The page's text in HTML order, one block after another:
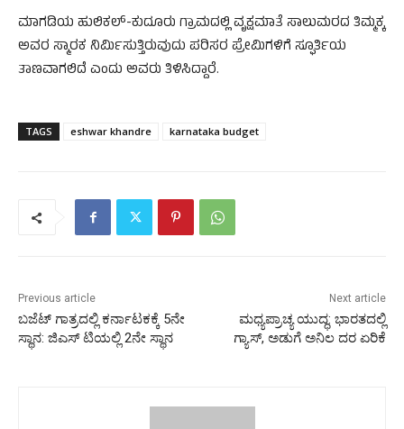
ಮಾಗಡಿಯ ಹುಲಿಕಲ್‌-ಕುದೂರು ಗ್ರಾಮದಲ್ಲಿ ವೃಕ್ಷಮಾತೆ ಸಾಲುಮರದ ತಿಮ್ಮಕ್ಕ
ಅವರ ಸ್ಮಾರಕ ನಿರ್ಮಿಸುತ್ತಿರುವುದು ಪರಿಸರ ಪ್ರೇಮಿಗಳಿಗೆ ಸ್ಫೂರ್ತಿಯ
ತಾಣವಾಗಲಿದೆ ಎಂದು ಅವರು ತಿಳಿಸಿದ್ದಾರೆ.
TAGS eshwar khandre karnataka budget
Previous article
ಬಜೆಟ್ ಗಾತ್ರದಲ್ಲಿ ಕರ್ನಾಟಕಕ್ಕೆ 5ನೇ
ಸ್ಥಾನ: ಜಿಎಸ್ ಟಿಯಲ್ಲಿ 2ನೇ ಸ್ಥಾನ
Next article
ಮಧ್ಯಪ್ರಾಚ್ಯ ಯುದ್ಧ: ಭಾರತದಲ್ಲಿ
ಗ್ಯಾಸ್, ಅಡುಗೆ ಅನಿಲ ದರ ಏರಿಕೆ